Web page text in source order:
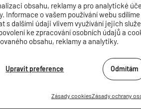
obsahu, reklamy a pro analytické
Informace o vašem používání webu
s dalšími údaji vlivem využívání jejich
ke zpracování osobních údajů a
obsahu, reklamy a analytiky.
Odmítám
Upravit preference
Zásady cookiesZásady ochrany
VĚD ČESKÉ REPUBLIKY
269